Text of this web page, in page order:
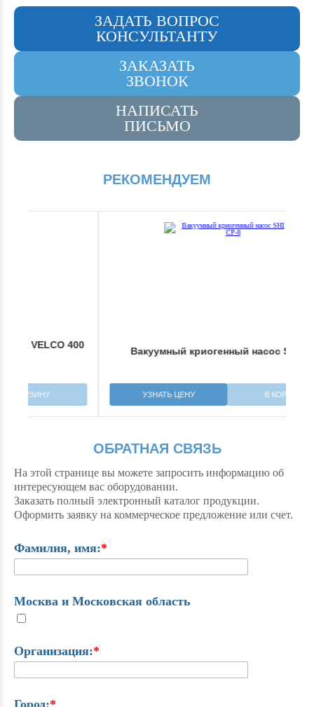
ЗАДАТЬ ВОПРОС
КОНСУЛЬТАНТУ
ЗАКАЗАТЬ
ЗВОНОК
НАПИСАТЬ
ПИСЬМО
РЕКОМЕНДУЕМ
Вакуумный криогенный насос SHI CP-8
В КОРЗИНУ
ОБРАТНАЯ СВЯЗЬ
На этой странице вы можете запросить информацию об
интересующем вас оборудовании.
Заказать полный электронный каталог продукции.
Оформить заявку на коммерческое предложение или счет.
Фамилия, имя:*
Москва и Московская область
Организация:*
Город:*